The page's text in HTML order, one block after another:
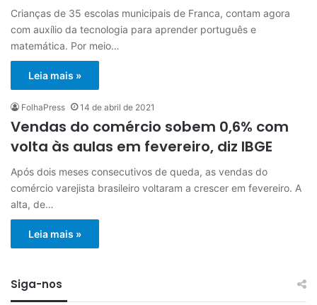
Crianças de 35 escolas municipais de Franca, contam agora
com auxílio da tecnologia para aprender português e
matemática. Por meio…
Leia mais »
FolhaPress 14 de abril de 2021
Vendas do comércio sobem 0,6% com
volta às aulas em fevereiro, diz IBGE
Após dois meses consecutivos de queda, as vendas do
comércio varejista brasileiro voltaram a crescer em fevereiro. A
alta, de…
Leia mais »
Siga-nos